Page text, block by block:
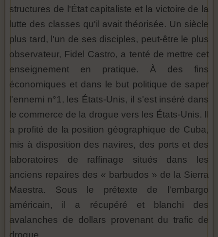
structures de l'État capitaliste et la victoire de la
lutte des classes qu'il avait théorisée. Un siècle
plus tard, l'un de ses disciples, peut-être le plus
observateur, Fidel Castro, a tenté de mettre cet
enseignement en pratique. À des fins
économiques et dans le but politique de saper
l'ennemi n°1, les États-Unis, il s'est inséré dans
le commerce de la drogue vers les États-Unis. Il
a profité de la position géographique de Cuba,
mis à disposition des navires, des ports et des
laboratoires de raffinage situés dans les
anciens repaires des « barbudos » de la Sierra
Maestra. Sous le prétexte de l'embargo
américain, il a récupéré et blanchi des
avalanches de dollars provenant du trafic de
drogue.